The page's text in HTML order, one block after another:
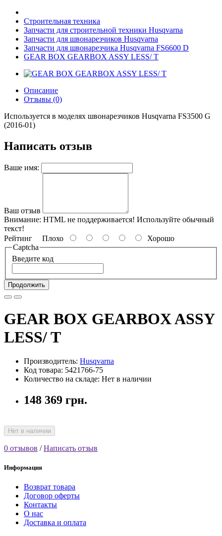
Строительная техника
Запчасти для строительной техники Husqvarna
Запчасти для швонарезчиков Husqvarna
Запчасти для швонарезчика Husqvarna FS6600 D
GEAR BOX GEARBOX ASSY LESS/ T
Описание
Отзывы (0)
Используется в моделях швонарезчиков Husqvarna FS3500 G
(2016-01)
Написать отзыв
Ваше имя:
Ваш отзыв
Внимание: HTML не поддерживается! Используйте обычный
текст!
Рейтинг Плохо
Хорошо
Captcha
Введите код
Продолжить
GEAR BOX GEARBOX ASSY
LESS/ T
Производитель: Husqvarna
Код товара: 5421766-75
Количество на складе: Нет в наличии
148 369 грн.
Нет в наличии
0 отзывов /Написать отзыв
Информация
Возврат товара
Договор оферты
Контакты
О нас
Доставка и оплата